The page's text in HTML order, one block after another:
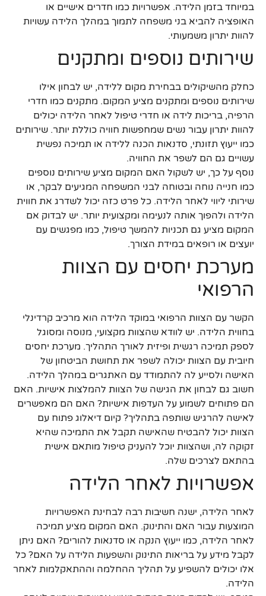
במיוחד בזמן הלידה. אפשרויות כמו חדרים אישיים או
האופציה להביא בני משפחה לתמוך במהלך הלידה עשויות
להוות יתרון משמעותי.
שירותים נוספים ומתקנים
כחלק מהשיקולים בבחירת מקום ללידה, יש לבחון אילו
שירותים נוספים ומתקנים מציע המקום. מתקנים כמו חדרי
הרפיה, בריכות לידה או חדרי טיפול לאחר הלידה יכולים
להוות יתרון עבור נשים שמחפשות חוויה כוללת יותר. שירותים
כמו ייעוץ תזונתי, סדנאות הכנה ללידה או תמיכה נפשית
עשויים גם הם לשפר את החוויה.
נוסף על כך, יש לשקול האם המקום מציע שירותים נוספים
כמו חנייה נוחה ובטוחה לבני המשפחה המגיעים לבקר, או
שירותי ליווי לאחר הלידה. כל פרט כזה יכול לשדרג את חווית
הלידה ולהפוך אותה לנעימה ומקצועית יותר. יש לבדוק אם
המקום מציע גם תכניות להמשך טיפול, כמו מפגשים עם
יועצים או רופאים במידת הצורך.
מערכת יחסים עם הצוות
הרפואי
הקשר עם הצוות הרפואי במוקד הלידה הוא מרכיב קרדינלי
בחווית הלידה. יש לוודא שהצוות מקצועי, מנוסה ומסוגל
לספק תמיכה רגשית ופיזית לאורך התהליך. מערכת יחסים
חיובית עם הצוות יכולה לשפר את תחושת הביטחון של
האישה ולסייע לה להתמודד עם האתגרים במהלך הלידה.
חשוב גם לבחון את הגישה של הצוות להמלצות אישיות. האם
הם פתוחים לשמוע על העדפות אישיות? האם הם מאפשרים
לאישה להרגיש שותפה בתהליך? קיום דיאלוג פתוח עם
הצוות יכול להבטיח שהאישה תקבל את התמיכה שהיא
זקוקה לה, ושהצוות יוכל להעניק טיפול מותאם אישית
בהתאם לצרכים שלה.
אפשרויות לאחר הלידה
לאחר הלידה, ישנה חשיבות רבה לבחינת האפשרויות
המוצעות עבור האם והתינוק. האם המקום מציע תמיכה
לאחר הלידה, כמו ייעוץ הנקה או סדנאות להורים? האם ניתן
לקבל מידע על בריאות התינוק והשפעות הלידה על האם? כל
אלו יכולים להשפיע על תהליך ההחלמה וההתאקלמות לאחר
הלידה.